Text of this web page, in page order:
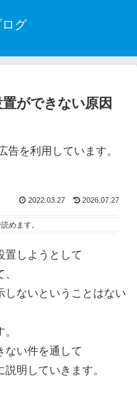
グ
ができない原因
を利用しています。
2022.03.27 2026.07.27
めます。
置しようとして
しないということはない
ない件を通して
明していきます。